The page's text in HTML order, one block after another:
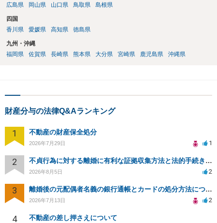
広島県
岡山県 山口県 鳥取県 島根県
四国
香川県
愛媛県 高知県 徳島県
九州・沖縄
福岡県
佐賀県 長崎県 熊本県 大分県 宮崎県 鹿児島県 沖縄県
財産分与の法律Q&Aランキング
1 不動産の財産保全処分
2026年7月29日 1
2 不貞行為に対する離婚に有利な証拠収集方法と法的手続きについて
2026年8月5日 2
3 離婚後の元配偶者名義の銀行通帳とカードの処分方法について
2026年7月13日 2
4 不動産の差し押さえについて